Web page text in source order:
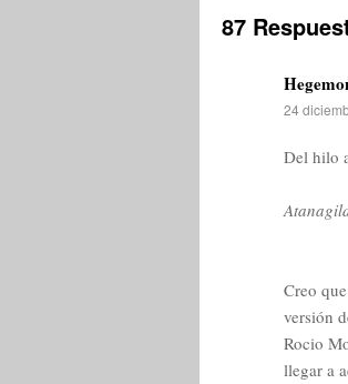
87
24
Del hilo
Creo
versión
Rocio
llegar a